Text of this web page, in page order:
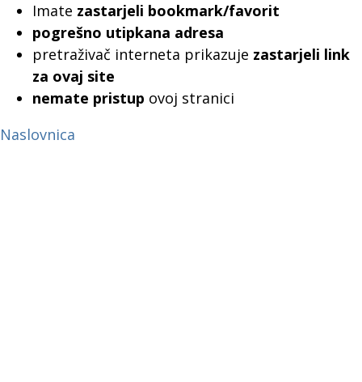
Imate zastarjeli bookmark/favorit
pogrešno utipkana adresa
pretraživač interneta prikazuje zastarjeli link
za ovaj site
nemate pristup ovoj stranici
Naslovnica